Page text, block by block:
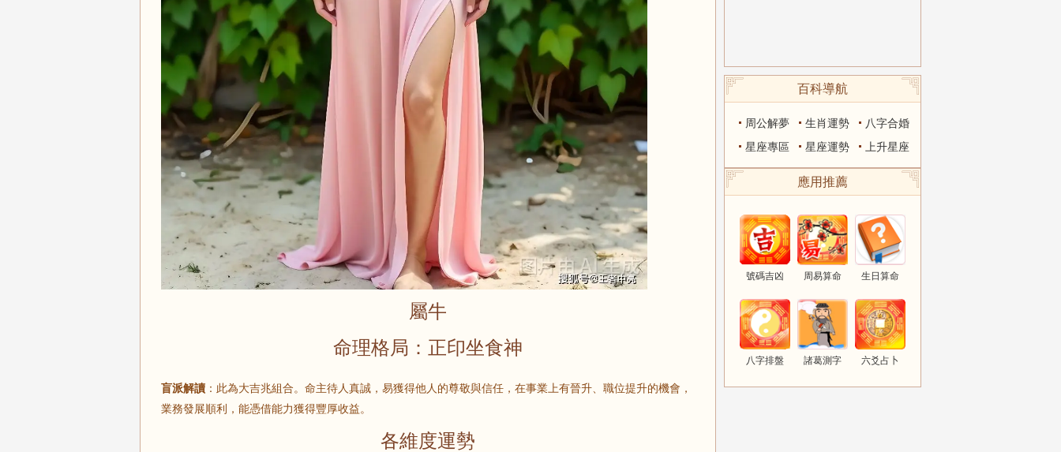
屬牛
命理格局：正印坐食神
盲派解讀 ：此為大吉兆組合。命主待人真誠，易獲得他人的尊敬與信任，在事業上有晉升、職位提升的機會，
業務發展順利，能憑借能力獲得豐厚收益。
各維度運勢
百科導航
周公解夢 生肖運勢
八字合婚
星座專區
星座運勢 上升星座
應用推薦
號碼吉凶 周易算命 生日算命
八字排盤 諸葛測字 六爻占卜